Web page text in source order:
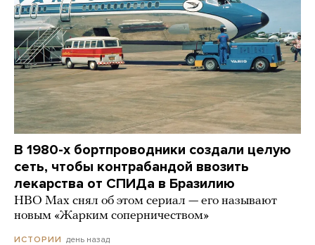
В 1980-х бортпроводники создали целую
сеть, чтобы контрабандой ввозить
лекарства от СПИДа в Бразилию
HBO Max снял об этом сериал — его называют
новым «Жарким соперничеством»
ИСТОРИИ день назад